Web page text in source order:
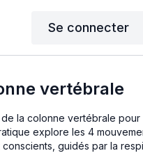
Se connecter
vertébrale
la colonne vertébrale
de la colonne à travers
guidés par la